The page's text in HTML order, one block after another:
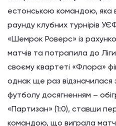
естонською командою, яка
раунду клубних турнірів
«Шемрок Роверс» із
матчів та потрапила до
своєму квартеті «Флора»
однак ще раз відзначилася
футболу досягненням –
«Партизан» (1:0), ставши
командою, що виграла матч